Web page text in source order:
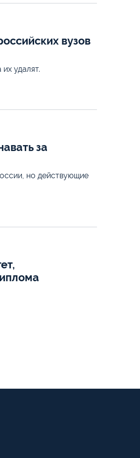
вузов
удалят.
за
но действующие